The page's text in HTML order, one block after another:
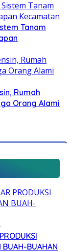
Tanam
Rumah
Orang Alami
BUAH-BUAHAN